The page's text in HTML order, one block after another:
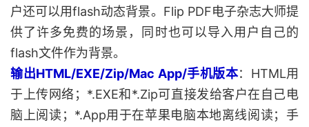
户还可以用flash动态背景。Flip PDF电子杂志大师提
供了许多免费的场景，同时也可以导入用户自己的
flash文件作为背景。
输出HTML/EXE/Zip/Mac App/手机版本：HTML用
于上传网络；*.EXE和*.Zip可直接发给客户在自己电
脑上阅读；*.App用于在苹果电脑本地离线阅读；手